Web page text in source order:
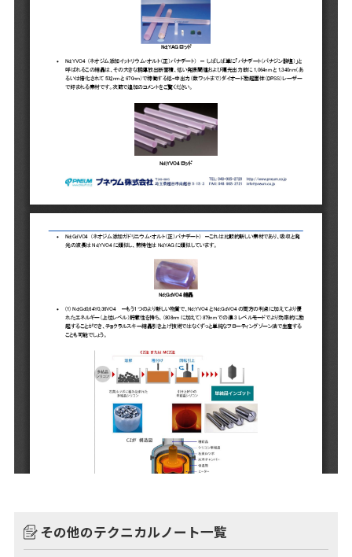
その他のテクニカルノート一覧